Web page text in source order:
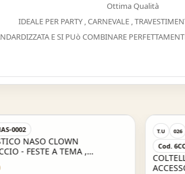
Ottima Qualità
IDEALE PER PARTY , CARNEVALE ,
E SI PUò COMBINARE
0002
NASO CLOWN
- FESTE A TEMA ,
, PARTY E NON SOLO
T.U 026
Cod.